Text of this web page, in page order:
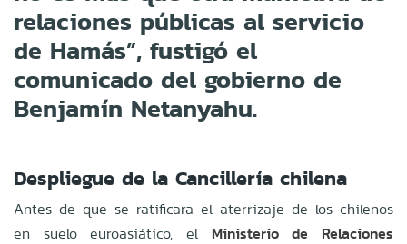
relaciones públicas al servicio
de Hamás”, fustigó el
comunicado del gobierno de
Benjamín Netanyahu.
Despliegue de la Cancillería chilena
Antes de que se ratificara el aterrizaje de los chilenos
en suelo euroasiático, el Ministerio de Relaciones